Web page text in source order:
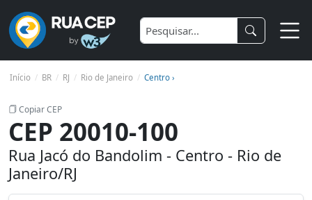
Início BR RJ Rio de Janeiro Centro ›
Copiar CEP
CEP 20010-100
Rua Jacó do Bandolim - Centro - Rio de
Janeiro/RJ